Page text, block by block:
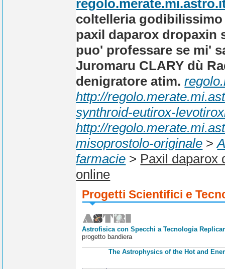
coltelleria
paxil daparox dropaxin
puo' professare se mi'
Juromaru CLARY dù
denigratore atim.
http://
synthroid-eutirox-
http://
misoprostolo-originale >
farmacie > Paxil daparox
online
Progetti Scientifici e
Astrofisica con Specchi a Tecnologia
progetto bandiera
The Astrophysics of the Hot and